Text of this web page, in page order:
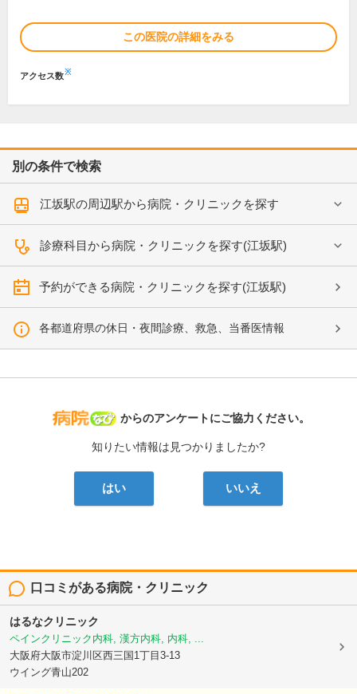
この医院の詳細をみる
アクセス数※
別の条件で検索
江坂駅の周辺駅から病院・クリニックを探す
診療科目から病院・クリニックを探す(江坂駅)
予約ができる病院・クリニックを探す(江坂駅)
各都道府県の休日・夜間診療、救急、当番医情報
病院なび
からのアンケートにご協力ください。
知りたい情報は見つかりましたか?
はい いいえ
口コミがある病院・クリニック
はるなクリニック
ペインクリニック内科, 漢方内科, 内科, ...
大阪府大阪市淀川区西三国1丁目3-13
ウイング青山202